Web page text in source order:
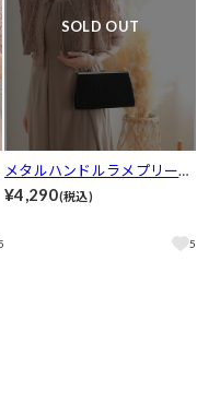
SOLD OUT
メタルハンドルラメプリーツ
パーティーバッグ
¥4,290(税込)
5